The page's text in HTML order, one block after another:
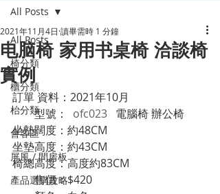
All Posts
椅分類
櫃分類
枱分類
會客區
屏風 / 間房板
產品選購攻略
All Posts
电脑椅 家用书桌椅 洽談椅
實例
2021年11月4日 讀畢需時 1 分鐘
訂單 資料：2021年10月
        型號：
ofc023
   電腦椅 辦公椅
坐墊闊度：約48CM
坐墊高度：約43CM
椅總高度：高度約83CM
        售價：$420